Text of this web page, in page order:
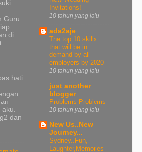
Guru
di
hati
dan
Invitations!
10 tahun yang lalu
ada2aje
The top 10 skills
that will be in
demand by all
employers by 2020
10 tahun yang lalu
just another
blogger
Problems Problems
10 tahun yang lalu
New Us..New
Journey...
Sydney..Fun,
Laughter,Memories